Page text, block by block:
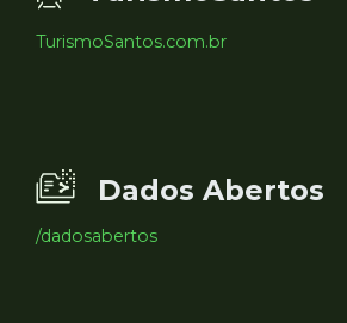
TurismoSantos.com.br
Dados Abertos
/dadosabertos